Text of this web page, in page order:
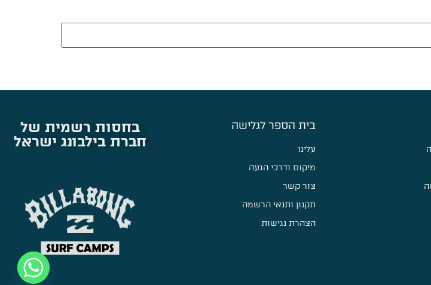
בית הספר לגלישה
עלינו
מיקום ודרכי הגעה
צור קשר
תקנון ותנאי הרשמה
הצהרת נגישות
בחסות רשמית של
חברת בילבונג ישראל